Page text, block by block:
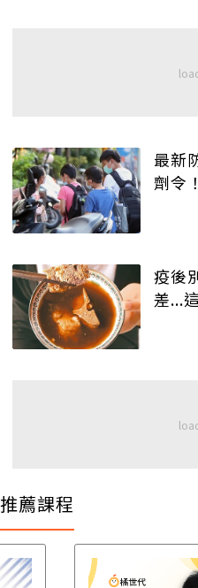
最新
劑令
疫後
差...
推薦課程